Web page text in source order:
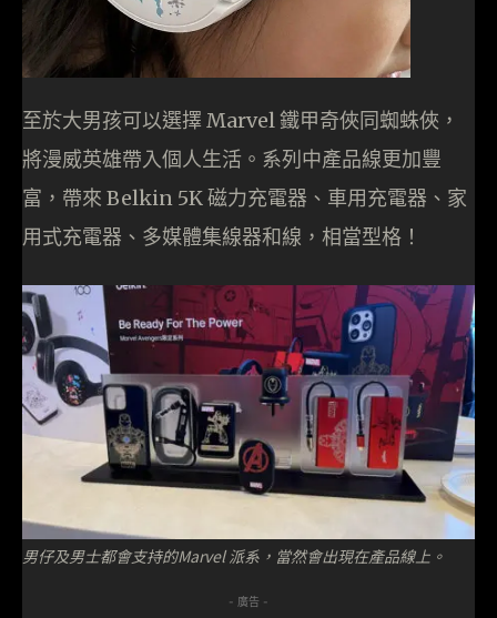
至於大男孩可以選擇 Marvel 鐵甲奇俠同蜘蛛俠，
將漫威英雄帶入個人生活。系列中產品線更加豐
富，帶來 Belkin 5K 磁力充電器、車用充電器、家
用式充電器、多媒體集線器和線，相當型格！
男仔及男士都會支持的Marvel 派系，當然會出現在產品線上。
- 廣告 -